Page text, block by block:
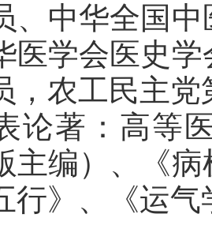
、中华全国
医学会医史
，农工民主
著：高等医
主编）、《
行》、《运